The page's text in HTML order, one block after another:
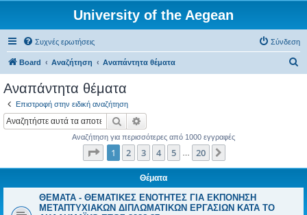
University of the Aegean
Συχνές ερωτήσεις Σύνδεση
Board Αναζήτηση Αναπάντητα θέματα
Αναπάντητα θέματα
Επιστροφή στην ειδική αναζήτηση
Αναζήτηση
Αναζήτηση για περισσότερες από 1000 εγγραφές
Σελίδα από20
1 2 3 4 5 20
Θέματα
ΘΕΜΑΤΑ - ΘΕΜΑΤΙΚΕΣ ΕΝΟΤΗΤΕΣ ΓΙΑ ΕΚΠΟΝΗΣΗ
ΜΕΤΑΠΤΥΧΙΑΚΩΝ ΔΙΠΛΩΜΑΤΙΚΩΝ ΕΡΓΑΣΙΩΝ ΚΑΤΑ ΤΟ